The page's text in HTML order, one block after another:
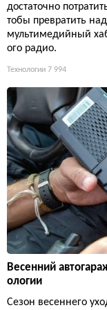
достаточно
тобы превратить
мультимедийный
ого радио.
Технологии 7 994
Весенний
ологии
Сезон весеннего